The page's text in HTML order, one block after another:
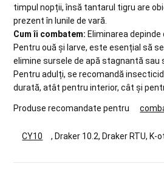
timpul nopții, însă tantarul tigru are
prezent în lunile de vară.
Cum îi combatem: Eliminarea
Pentru ouă și larve, este esențial să
elimine sursele de apă stagnantă sau
Pentru adulți, se recomandă
durată, atât pentru interior, cât și
Produse recomandate pentru
CY10 , Draker 10.2, Draker RTU, K-